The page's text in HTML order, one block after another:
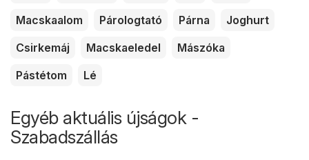
Macskaalom
Párologtató Párna
Joghurt
Csirkemáj
Macskaeledel
Mászóka
Pástétom
Lé
Egyéb aktuális újságok -
Szabadszállás